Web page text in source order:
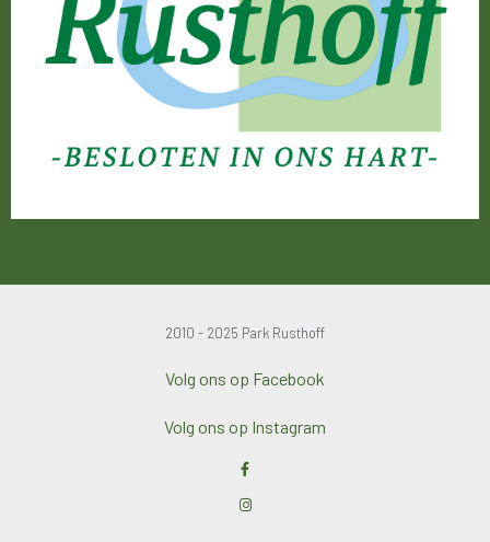
2010 - 2025 Park Rusthoff
Volg ons op Facebook
Volg ons op Instagram